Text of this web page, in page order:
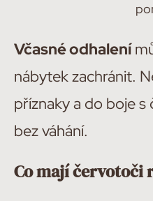
Včasné odhalení
nábytek zachránit.
příznaky a do boje
bez váhání.
Co mají červotoči